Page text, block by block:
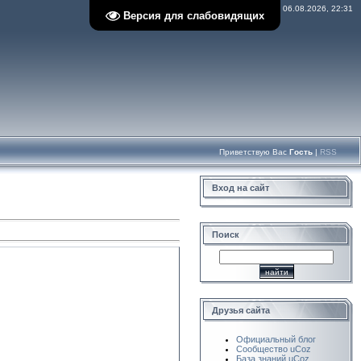
Версия для слабовидящих
Четверг, 06.08.2026, 22:31
Приветствую Вас Гость | RSS
Вход на сайт
Поиск
Друзья сайта
Официальный блог
Сообщество uCoz
База знаний uCoz